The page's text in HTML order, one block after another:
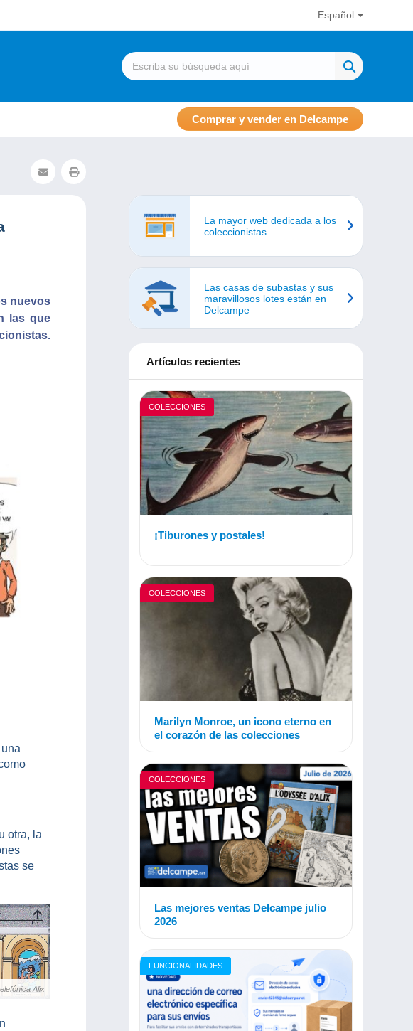
Español
Comprar y vender en Delcampe
nuevos
las que
otra, la
se
Alix
La mayor web dedicada a los
coleccionistas
Las casas de subastas y sus
maravillosos lotes están en
Delcampe
Artículos recientes
COLECCIONES
¡Tiburones y postales!
COLECCIONES
Marilyn Monroe, un icono eterno en
el corazón de las colecciones
COLECCIONES
Las mejores ventas Delcampe julio
2026
FUNCIONALIDADES